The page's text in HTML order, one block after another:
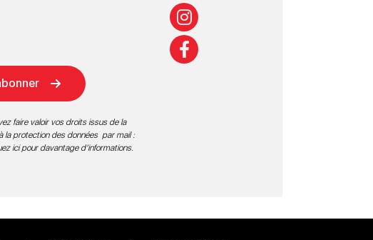
faire valoir vos droits issus de la
la protection des données par mail :
ici pour davantage d’informations.